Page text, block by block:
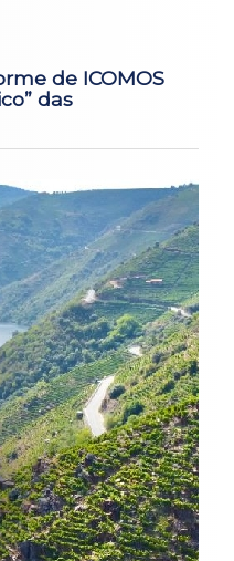
de ICOMOS
das